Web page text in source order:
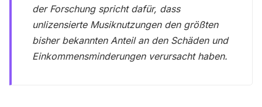
der Forschung spricht dafür, dass
unlizensierte Musiknutzungen den größten
bisher bekannten Anteil an den Schäden und
Einkommensminderungen verursacht haben.